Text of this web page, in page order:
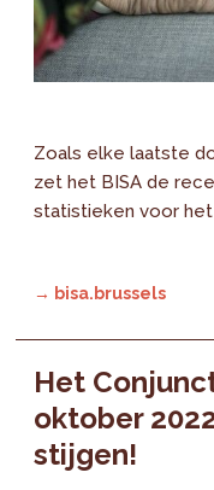
Zoals elke laatste
zet het BISA de
statistieken voor
→ bisa.brussels
Het
oktober
stijgen!